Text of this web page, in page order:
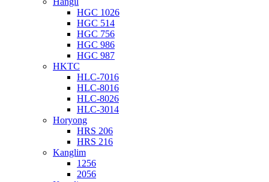
HGC 1026
HGC 514
HGC 756
HGC 986
HGC 987
HKTC
HLC-7016
HLC-8016
HLC-8026
HLC-3014
Horyong
HRS 206
HRS 216
Kanglim
1256
2056